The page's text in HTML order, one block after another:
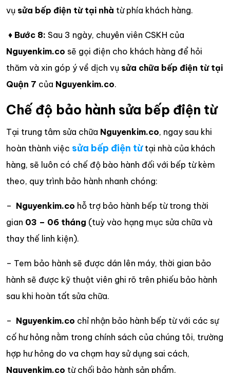
vụ sửa bếp điện từ tại nhà từ phía khách hàng.
♦ Bước 8: Sau 3 ngày, chuyên viên CSKH của
Nguyenkim.co sẽ gọi điện cho khách hàng để hỏi
thăm và xin góp ý về dịch vụ sửa chữa bếp điện từ tại
Quận 7 của Nguyenkim.co.
Chế độ bảo hành sửa bếp điện từ
Tại trung tâm sửa chữa Nguyenkim.co, ngay sau khi
hoàn thành việc sửa bếp điện từtại nhà của khách
hàng, sẽ luôn có chế độ bào hành đối với bếp từ kèm
theo, quy trình bảo hành nhanh chóng:
– Nguyenkim.co hỗ trợ bảo hành bếp từ trong thời
gian 03 – 06 tháng (tuỳ vào hạng mục sửa chữa và
thay thế linh kiện).
– Tem bảo hành sẽ được dán lên máy, thời gian bảo
hành sẽ được kỹ thuật viên ghi rõ trên phiếu bảo hành
sau khi hoàn tất sửa chữa.
– Nguyenkim.co chỉ nhận bảo hành bếp từ với các sự
cố hư hỏng nằm trong chính sách của chúng tôi, trường
hợp hư hỏng do va chạm hay sử dụng sai cách,
Nguyenkim.co từ chối bảo hành sản phẩm.